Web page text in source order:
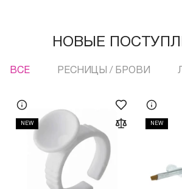
НОВЫЕ
ВСЕ РЕСНИЦЫ / БРОВИ
NEW NEW